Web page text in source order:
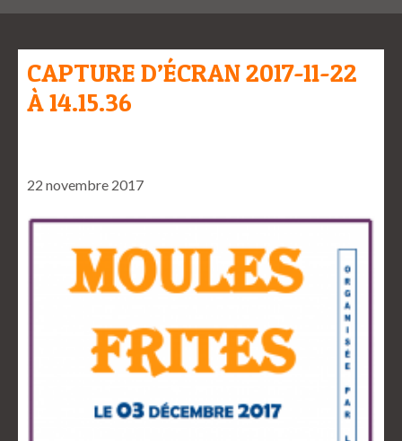
CAPTURE D’ÉCRAN 2017-11-22
À 14.15.36
22 novembre 2017